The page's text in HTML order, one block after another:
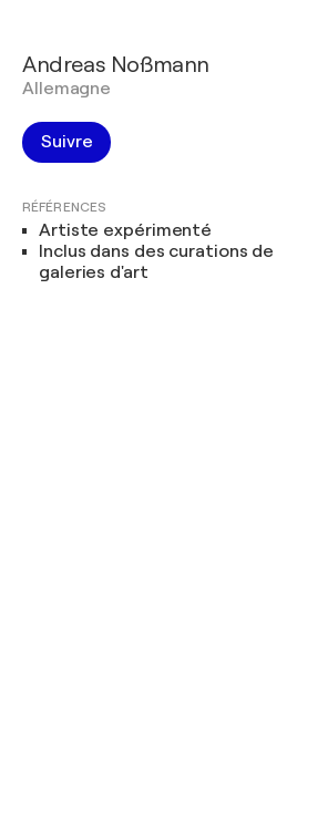
Andreas Noßmann
Allemagne
Suivre
RÉFÉRENCES
Artiste expérimenté
Inclus dans des curations de
galeries d'art